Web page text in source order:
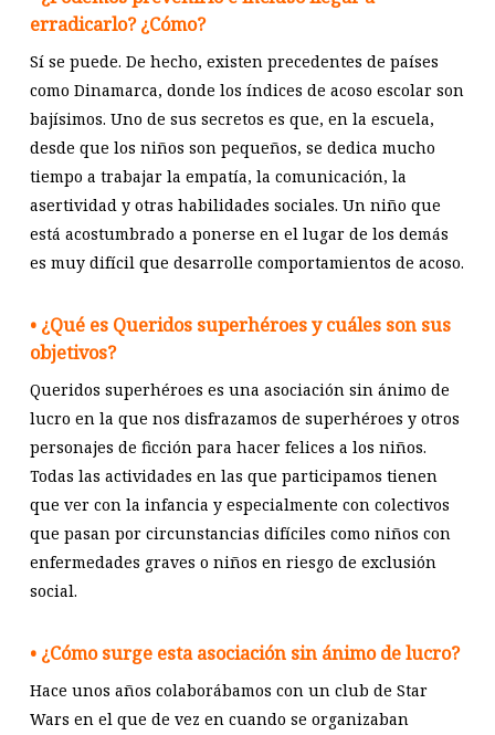
erradicarlo? ¿Cómo?
Sí se puede. De hecho, existen precedentes de países
como Dinamarca, donde los índices de acoso escolar son
bajísimos. Uno de sus secretos es que, en la escuela,
desde que los niños son pequeños, se dedica mucho
tiempo a trabajar la empatía, la comunicación, la
asertividad y otras habilidades sociales. Un niño que
está acostumbrado a ponerse en el lugar de los demás
es muy difícil que desarrolle comportamientos de acoso.
• ¿Qué es Queridos superhéroes y cuáles son sus
objetivos?
Queridos superhéroes es una asociación sin ánimo de
lucro en la que nos disfrazamos de superhéroes y otros
personajes de ficción para hacer felices a los niños.
Todas las actividades en las que participamos tienen
que ver con la infancia y especialmente con colectivos
que pasan por circunstancias difíciles como niños con
enfermedades graves o niños en riesgo de exclusión
social.
• ¿Cómo surge esta asociación sin ánimo de lucro?
Hace unos años colaborábamos con un club de Star
Wars en el que de vez en cuando se organizaban